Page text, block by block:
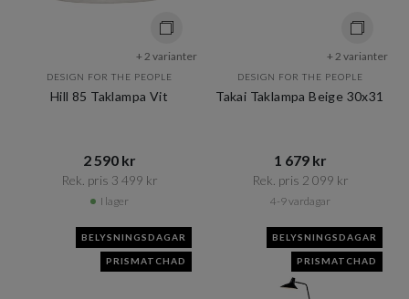
+ 2 varianter
DESIGN FOR THE PEOPLE
Hill 85 Taklampa Vit
2 590 kr​​
Rek. pris 3 499 kr​​
I lager
+ 2 varianter
DESIGN FOR THE PEOPLE
Takai Taklampa Beige 30x31
1 679 kr​​
Rek. pris 2 099 kr​​
4-9 vardagar
BELYSNINGSDAGAR
PRISMATCHAD
BELYSNINGSDAGAR
PRISMATCHAD